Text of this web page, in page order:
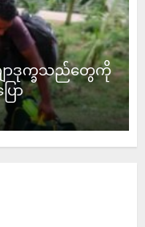
ာဒုက္ခသည်တွေကို
ော